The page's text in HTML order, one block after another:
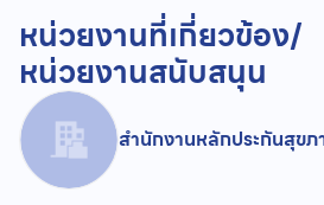
หน่วยงานที่เกี่ยวข้อง/
หน่วยงานสนับสนุน
สำนักงานหลักประกันสุข